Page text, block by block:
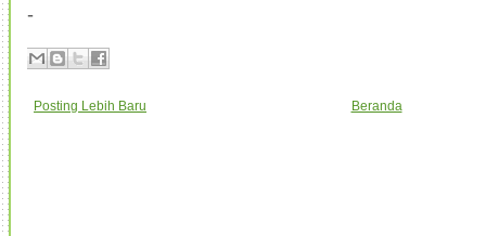
-
Posting Lebih Baru Beranda